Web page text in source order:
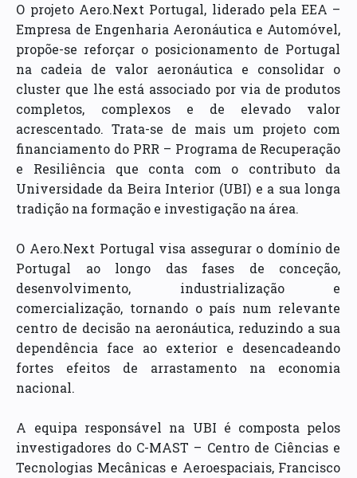
O projeto Aero.Next Portugal, liderado pela EEA –
Empresa de Engenharia Aeronáutica e Automóvel,
propõe-se reforçar o posicionamento de Portugal
na cadeia de valor aeronáutica e consolidar o
cluster que lhe está associado por via de produtos
completos, complexos e de elevado valor
acrescentado. Trata-se de mais um projeto com
financiamento do PRR – Programa de Recuperação
e Resiliência que conta com o contributo da
Universidade da Beira Interior (UBI) e a sua longa
tradição na formação e investigação na área.
O Aero.Next Portugal visa assegurar o domínio de
Portugal ao longo das fases de conceção,
desenvolvimento, industrialização e
comercialização, tornando o país num relevante
centro de decisão na aeronáutica, reduzindo a sua
dependência face ao exterior e desencadeando
fortes efeitos de arrastamento na economia
nacional.
A equipa responsável na UBI é composta pelos
investigadores do C-MAST – Centro de Ciências e
Tecnologias Mecânicas e Aeroespaciais, Francisco